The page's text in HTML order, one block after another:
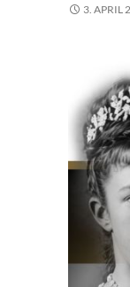
3. APRIL